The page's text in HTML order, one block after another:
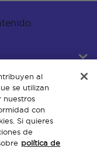
al
se utilizan
nuestros
con
Si quieres
de
política de